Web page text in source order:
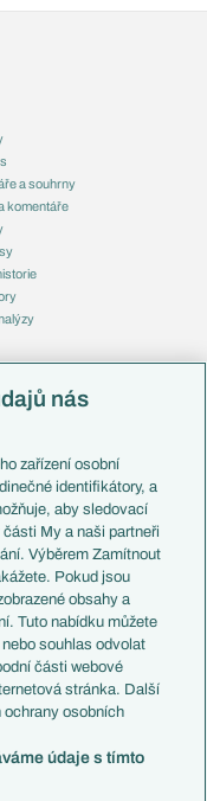
a souhrny
komentáře
soutěž
nás
zařízení osobní
identifikátory, a
aby sledovací
My a naši partneři
Výběrem Zamítnout
Pokud jsou
obsahy a
Tuto nabídku můžete
souhlas odvolat
části webové
stránka. Další
ochrany osobních
údaje s tímto